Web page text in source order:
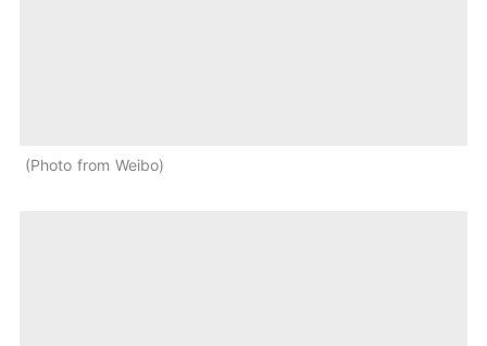
Photo from Weibo